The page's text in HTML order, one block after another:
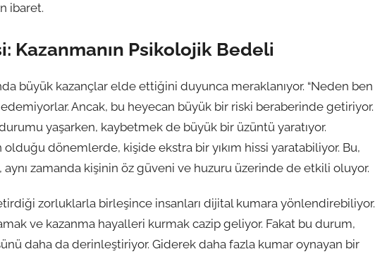
ibaret.
Kazanmanın Psikolojik Bedeli
büyük kazançlar elde ettiğini duyunca meraklanıyor. “Neden ben
Ancak, bu heyecan büyük bir riski beraberinde getiriyor.
yaşarken, kaybetmek de büyük bir üzüntü yaratıyor.
dönemlerde, kişide ekstra bir yıkım hissi yaratabiliyor. Bu,
zamanda kişinin öz güveni ve huzuru üzerinde de etkili oluyor.
zorluklarla birleşince insanları dijital kumara yönlendirebiliyor.
ve kazanma hayalleri kurmak cazip geliyor. Fakat bu durum,
daha da derinleştiriyor. Giderek daha fazla kumar oynayan bir